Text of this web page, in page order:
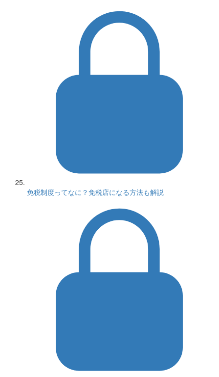
免税制度ってなに？免税店になる方法も解説